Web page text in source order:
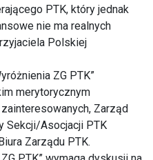
PTK, który jednak
nie ma realnych
Polskiej
ZG PTK”
merytorycznym
Zarząd
Sekcji/Asocjacji PTK
Zarządu PTK.